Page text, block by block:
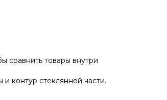
сравнить товары внутри
контур стеклянной части.